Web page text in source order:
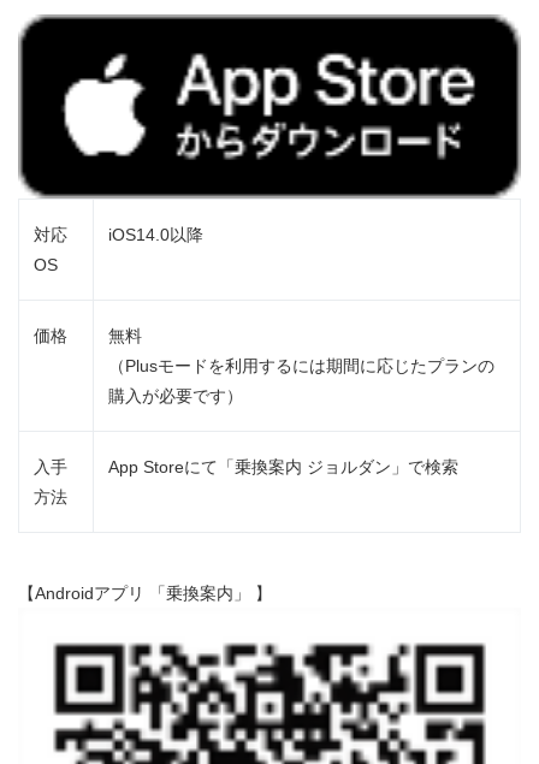
対応
OS
iOS14.0以降
価格
無料
（Plusモードを利用するには期間に応じたプランの
購入が必要です）
入手
方法
App Storeにて「乗換案内 ジョルダン」で検索
【Androidアプリ 「乗換案内」 】